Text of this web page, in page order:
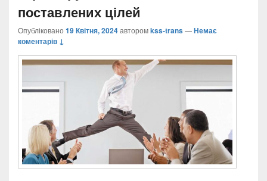
поставлених цілей
Опубліковано 19 Квітня, 2024авторомkss-trans—Немає
коментарів ↓